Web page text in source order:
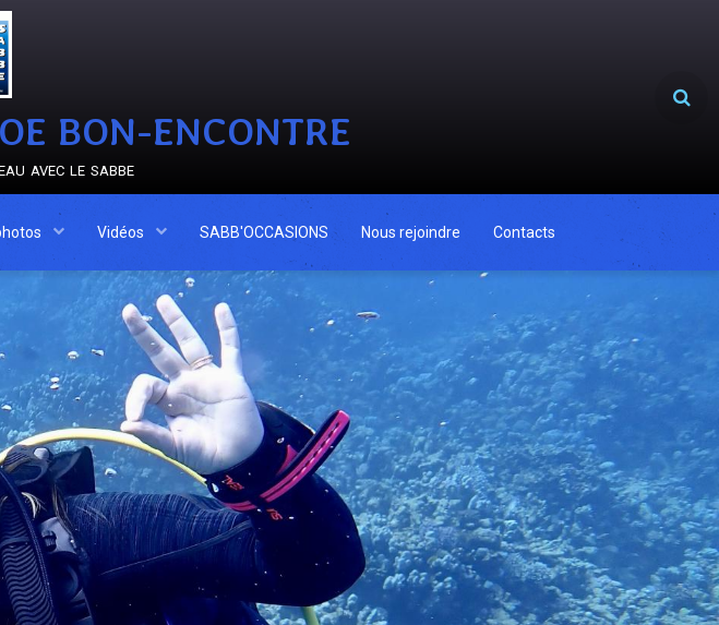
BON-ENCONTRE
avec le sabbe
Vidéos SABB'OCCASIONS Nous rejoindre Contacts